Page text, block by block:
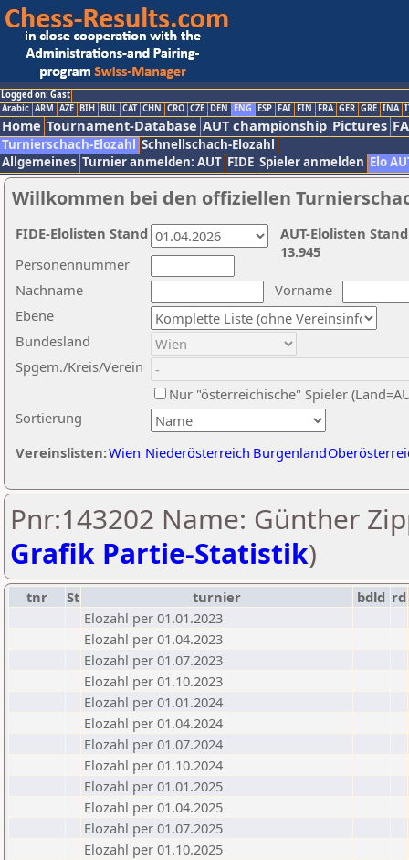
Logged on: Gast
Arabic ARM AZE BIH BUL CAT CHN CRO CZE DEN ENG ESP FAI FIN FRA GER GRE INA
Home Tournament-Database AUT championship Pictures
Turnierschach-Elozahl Schnellschach-Elozahl
Allgemeines Turnier anmelden: AUT FIDE Spieler anmelden Elo
Willkommen bei den offiziellen
Nachname
Vorname
Ebene
Sortierung
Personennummer
Bundesland
Spgem./Kreis/Verein
Nur "österreichische" Spieler
Vereinslisten:Wien Niederösterreich Burgenland
AUT-Elolisten
13.945
FIDE-Elolisten Stand
Pnr:143202 Name: Günther
Grafik Partie-Statistik)
tnr St turnier bdld rd
Elozahl per 01.01.2023
Elozahl per 01.04.2023
Elozahl per 01.07.2023
Elozahl per 01.10.2023
Elozahl per 01.01.2024
Elozahl per 01.04.2024
Elozahl per 01.07.2024
Elozahl per 01.10.2024
Elozahl per 01.01.2025
Elozahl per 01.04.2025
Elozahl per 01.07.2025
Elozahl per 01.10.2025